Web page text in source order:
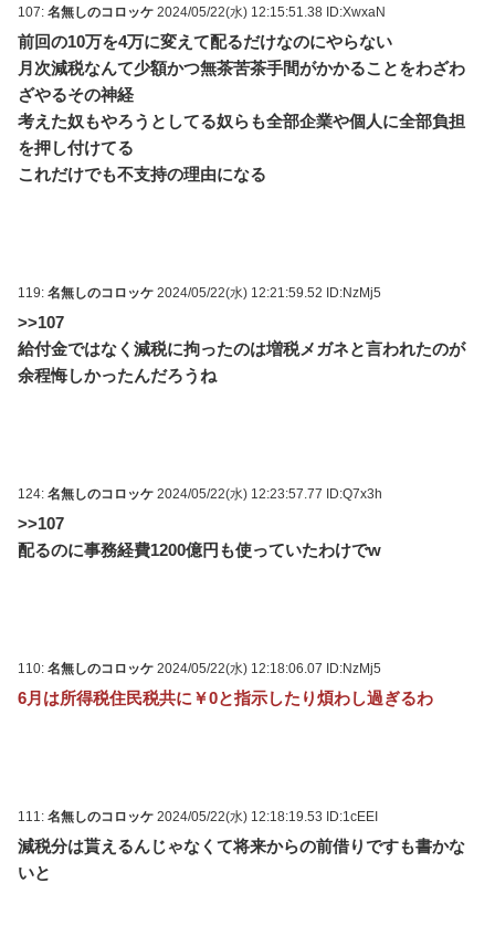
107: 名無しのコロッケ 2024/05/22(水) 12:15:51.38 ID:XwxaN
前回の10万を4万に変えて配るだけなのにやらない
月次減税なんて少額かつ無茶苦茶手間がかかることをわざわ
ざやるその神経
考えた奴もやろうとしてる奴らも全部企業や個人に全部負担
を押し付けてる
これだけでも不支持の理由になる
119: 名無しのコロッケ 2024/05/22(水) 12:21:59.52 ID:NzMj5
>>107
給付金ではなく減税に拘ったのは増税メガネと言われたのが
余程悔しかったんだろうね
124: 名無しのコロッケ 2024/05/22(水) 12:23:57.77 ID:Q7x3h
>>107
配るのに事務経費1200億円も使っていたわけでw
110: 名無しのコロッケ 2024/05/22(水) 12:18:06.07 ID:NzMj5
6月は所得税住民税共に￥0と指示したり煩わし過ぎるわ
111: 名無しのコロッケ 2024/05/22(水) 12:18:19.53 ID:1cEEI
減税分は貰えるんじゃなくて将来からの前借りですも書かな
いと